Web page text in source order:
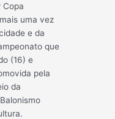
Copa
uma vez
e da
que
(16) e
pela
da
Balonismo